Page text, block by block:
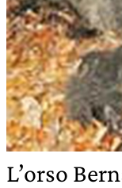
L’orso